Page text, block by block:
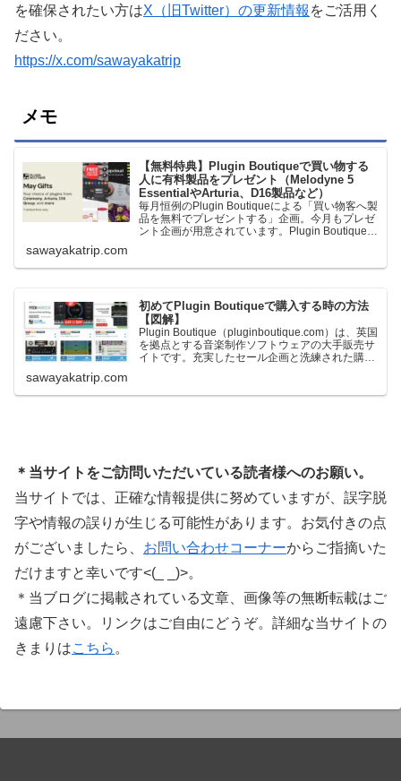
を確保されたい方はX（旧Twitter）の更新情報 をご活用く
ださい。
https://x.com/sawayakatrip
メモ
【無料特典】Plugin Boutiqueで買い物する
人に有料製品をプレゼント（Melodyne 5
EssentialやArturia、D16製品など）
毎月恒例のPlugin Boutiqueによる「買い物客へ製
品を無料でプレゼントする」企画。今月もプレゼ
ント企画が用意されています。Plugin Boutiqueで
ます。＊無料配布終了予定日：日本時間：
sawayakatrip.com
初めてPlugin Boutiqueで購入する時の方法
【図解】
Plugin Boutique（pluginboutique.com）は、英国
を拠点とする音楽制作ソフトウェアの大手販売サ
イトです。充実したセール企画と洗練された購入
に知っておきたいこと価格表示に…
sawayakatrip.com
＊当サイトをご訪問いただいている読者様へのお願い。
当サイトでは、正確な情報提供に努めていますが、誤字脱
字や情報の誤りが生じる可能性があります。お気付きの点
がございましたら、 お問い合わせコーナーからご指摘いた
だけますと幸いです<(_ _)>。
＊当ブログに掲載されている文章、画像等の無断転載はご
遠慮下さい。リンクはご自由にどうぞ。詳細な当サイトの
きまりはこちら 。